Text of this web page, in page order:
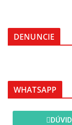
DENUNCIE
WHATSAPP